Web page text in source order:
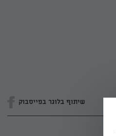
שיתוף בלוגר בפייסבוק